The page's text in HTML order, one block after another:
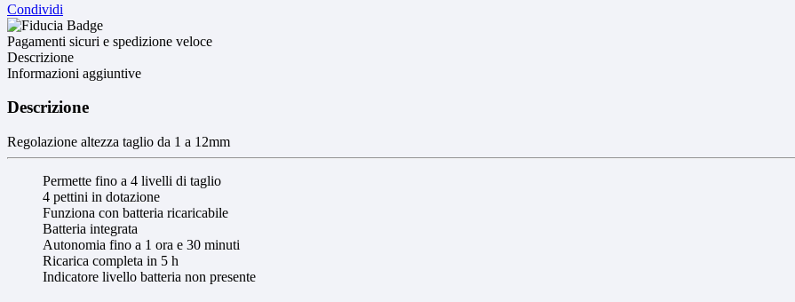
Condividi
Pagamenti sicuri e spedizione veloce
Descrizione
Informazioni aggiuntive
Descrizione
Regolazione altezza taglio da 1 a 12mm
Permette fino a 4 livelli di taglio
4 pettini in dotazione
Funziona con batteria ricaricabile
Batteria integrata
Autonomia fino a 1 ora e 30 minuti
Ricarica completa in 5 h
Indicatore livello batteria non presente